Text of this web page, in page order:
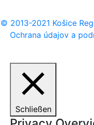
© 2013-2021 Košice
Ochrana údajov a
Schließen